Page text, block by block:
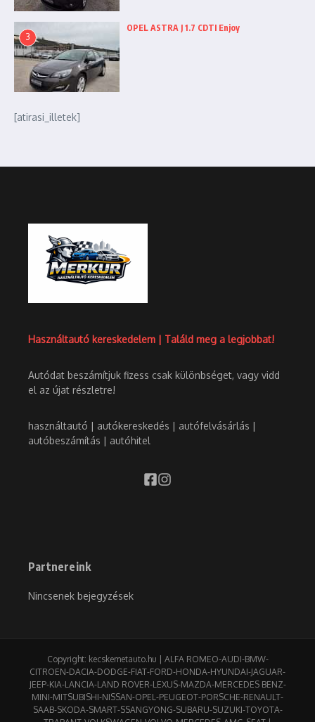
3
OPEL ASTRA J 1.7 CDTI Enjoy
[atirasi_illetek]
Használtautó kereskedelem | Találd meg a legjobbat!
Autódat beszámítjuk fizess csak különbséget, vagy vidd
el az újat részletre!
használtautó | autókereskedés | autófelvásárlás |
autóbeszámítás | autóhitel
Partnereink
Nincsenek bejegyzések
Copyright: kecskemetauto.hu | ALFA ROMEO-AUDI-BMW-
CITROEN-DACIA-DODGE-FIAT-FORD-HONDA-HYUNDAI-JAGUAR-
JEEP-KIA-LANCIA-LAND ROVER-LEXUS-MAZDA-MERCEDES BENZ-
MINI-MITSUBISHI-NISSAN-OPEL-PEUGEOT-PORSCHE-RENAULT-
SAAB-SKODA-SMART-SSANGYONG-SUBARU-SUZUKI-TOYOTA-